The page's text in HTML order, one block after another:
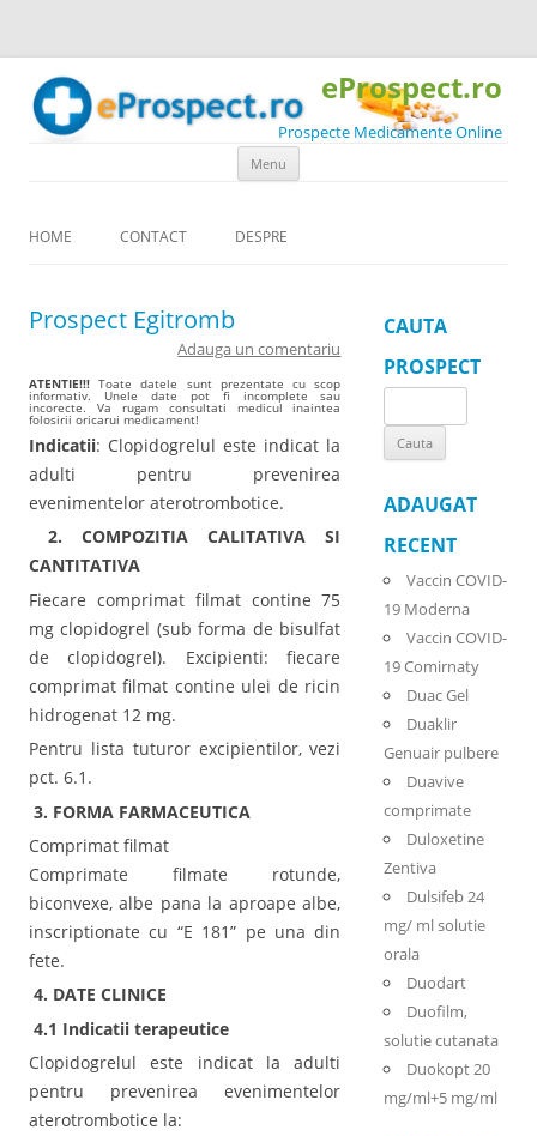
eProspect.ro
Prospecte Medicamente Online
Menu
HOME CONTACT DESPRE
Prospect Egitromb
Adauga un comentariu
ATENTIE!!! Toate datele sunt prezentate cu scop
informativ. Unele date pot fi incomplete sau
incorecte. Va rugam consultati medicul inaintea
folosirii oricarui medicament!
Indicatii: Clopidogrelul este indicat la
adulti pentru prevenirea
evenimentelor aterotrombotice.
2. COMPOZITIA CALITATIVA SI
CANTITATIVA
Fiecare comprimat filmat contine 75
mg clopidogrel (sub forma de bisulfat
de clopidogrel). Excipienti: fiecare
comprimat filmat contine ulei de ricin
hidrogenat 12 mg.
Pentru lista tuturor excipientilor, vezi
pct. 6.1.
3. FORMA FARMACEUTICA
Comprimat filmat
Comprimate filmate rotunde,
biconvexe, albe pana la aproape albe,
inscriptionate cu “E 181” pe una din
fete.
4. DATE CLINICE
4.1 Indicatii terapeutice
Clopidogrelul este indicat la adulti
pentru prevenirea evenimentelor
aterotrombotice la:
CAUTA
PROSPECT
for:
ADAUGAT
RECENT
Vaccin COVID-
19 Moderna
Vaccin COVID-
19 Comirnaty
Duac Gel
Duaklir
Genuair pulbere
Duavive
comprimate
Duloxetine
Zentiva
Dulsifeb 24
mg/ ml solutie
orala
Duodart
Duofilm,
solutie cutanata
Duokopt 20
mg/ml+5 mg/ml